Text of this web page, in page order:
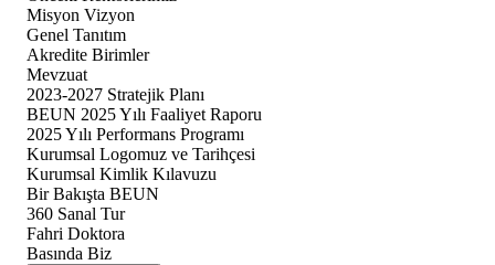
Misyon Vizyon
Genel Tanıtım
Akredite Birimler
Mevzuat
2023-2027 Stratejik Planı
BEUN 2025 Yılı Faaliyet Raporu
2025 Yılı Performans Programı
Kurumsal Logomuz ve Tarihçesi
Kurumsal Kimlik Kılavuzu
Bir Bakışta BEUN
360 Sanal Tur
Fahri Doktora
Basında Biz